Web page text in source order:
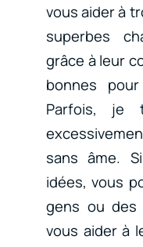
vous aider à
superbes
grâce à leur
bonnes
Parfois, je
sans âme.
idées, vous
gens ou des
vous aider à